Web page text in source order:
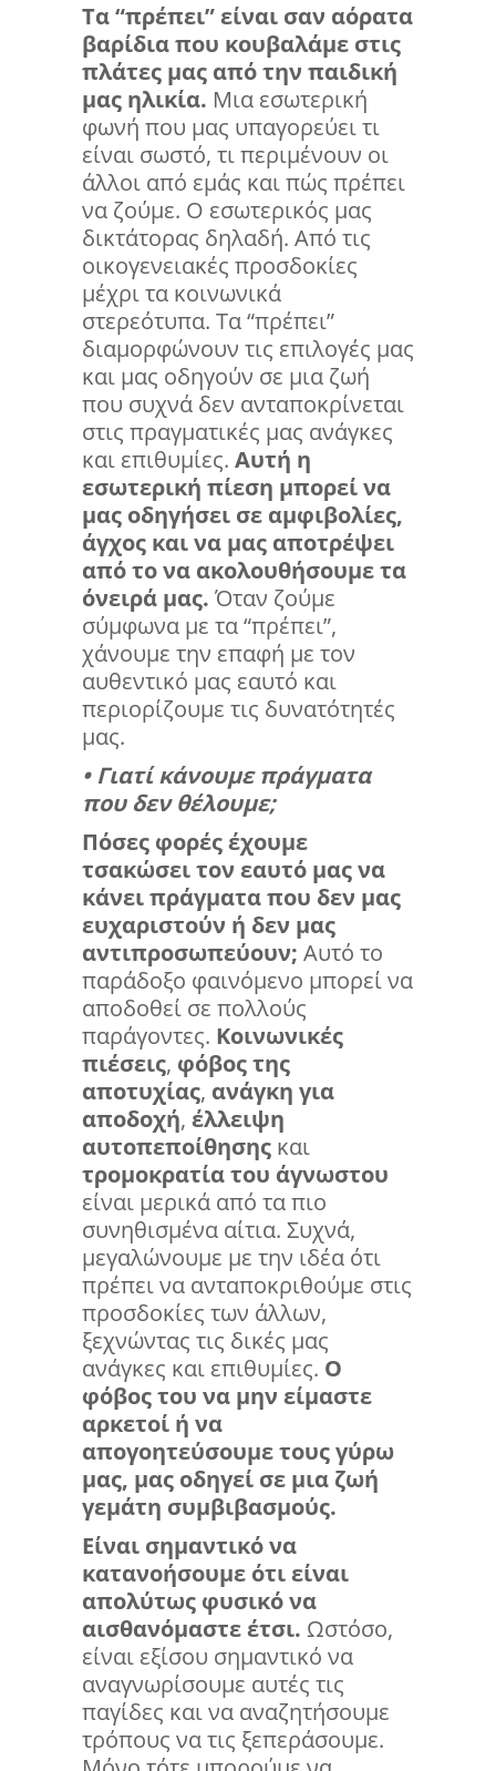
Τα “πρέπει” είναι σαν αόρατα
βαρίδια που κουβαλάμε στις
πλάτες μας από την παιδική
μας ηλικία. Μια εσωτερική
φωνή που μας υπαγορεύει τι
είναι σωστό, τι περιμένουν οι
άλλοι από εμάς και πώς πρέπει
να ζούμε. Ο εσωτερικός μας
δικτάτορας δηλαδή. Από τις
οικογενειακές προσδοκίες
μέχρι τα κοινωνικά
στερεότυπα. Τα “πρέπει”
διαμορφώνουν τις επιλογές μας
και μας οδηγούν σε μια ζωή
που συχνά δεν ανταποκρίνεται
στις πραγματικές μας ανάγκες
και επιθυμίες. Αυτή η
εσωτερική πίεση μπορεί να
μας οδηγήσει σε αμφιβολίες,
άγχος και να μας αποτρέψει
από το να ακολουθήσουμε τα
όνειρά μας. Όταν ζούμε
σύμφωνα με τα “πρέπει”,
χάνουμε την επαφή με τον
αυθεντικό μας εαυτό και
περιορίζουμε τις δυνατότητές
μας.
• Γιατί κάνουμε πράγματα
που δεν θέλουμε;
Πόσες φορές έχουμε
τσακώσει τον εαυτό μας να
κάνει πράγματα που δεν μας
ευχαριστούν ή δεν μας
αντιπροσωπεύουν; Αυτό το
παράδοξο φαινόμενο μπορεί να
αποδοθεί σε πολλούς
παράγοντες. Κοινωνικές
πιέσεις, φόβος της
αποτυχίας, ανάγκη για
αποδοχή, έλλειψη
αυτοπεποίθησης και
τρομοκρατία του άγνωστου
είναι μερικά από τα πιο
συνηθισμένα αίτια. Συχνά,
μεγαλώνουμε με την ιδέα ότι
πρέπει να ανταποκριθούμε στις
προσδοκίες των άλλων,
ξεχνώντας τις δικές μας
ανάγκες και επιθυμίες. Ο
φόβος του να μην είμαστε
αρκετοί ή να
απογοητεύσουμε τους γύρω
μας, μας οδηγεί σε μια ζωή
γεμάτη συμβιβασμούς.
Είναι σημαντικό να
κατανοήσουμε ότι είναι
απολύτως φυσικό να
αισθανόμαστε έτσι. Ωστόσο,
είναι εξίσου σημαντικό να
αναγνωρίσουμε αυτές τις
παγίδες και να αναζητήσουμε
τρόπους να τις ξεπεράσουμε.